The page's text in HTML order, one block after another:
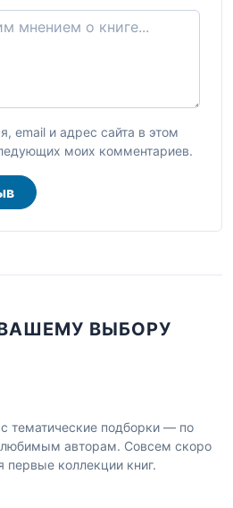
email и адрес сайта в этом
моих комментариев.
ВЫБОРУ
тематические подборки — по
авторам. Совсем скоро
первые коллекции книг.